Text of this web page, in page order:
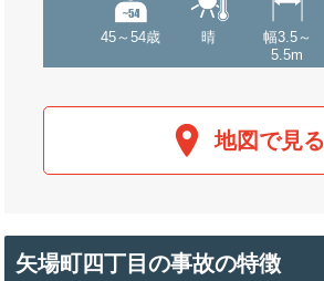
45～54歳 晴
幅3.5～
5.5m
地図で見る
矢場町四丁目の事故の特徴